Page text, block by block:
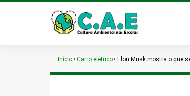
Início • Carro elétrico • Elon Musk mostra o que